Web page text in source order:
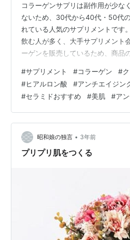
コラーゲンサプリは副作用が少な
ないため、30代から40代・50代
れている人気のサプリメントです
飲む人が多く、大手サプリメント
ーゲンを販売しているため、商品
ッシュコラーゲンなど、配合成分
ン酸やプラセンタが含まれている
いのか迷いますよね。 いざサプリ
種類が多くどれを選べばいいかわ
に、コラーゲンサプリの選び方や
厳選してご紹介！ この記事はこん
#サプリメント #コラーゲン #
#ヒアルロン酸 #アンチエイジン
#セラミドおすすめ #美肌 #ア
昭和娘の独言 • 3年前
プリプリ肌をつくる